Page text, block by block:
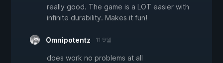
really good. The game is a LOT easier with
infinite durability. Makes it fun!
Omnipotentz 11 9월
does work no problems at all